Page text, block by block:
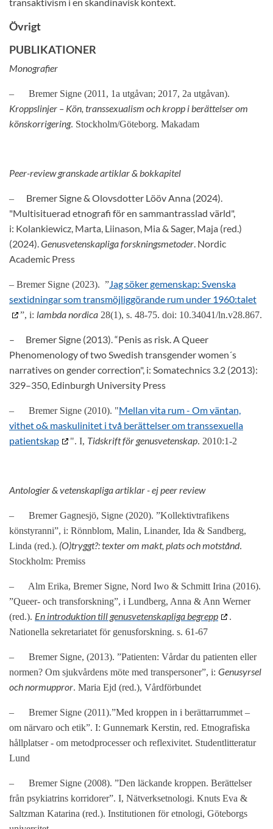
Övrigt
PUBLIKATIONER
Monografier
– Bremer Signe (2011, 1a utgåvan; 2017, 2a utgåvan).
Kroppslinjer – Kön, transsexualism och kropp i berättelser om
könskorrigering. Stockholm/Göteborg. Makadam
Peer-review granskade artiklar & bokkapitel
– Bremer Signe & Olovsdotter Lööv Anna (2024).
"Multisituerad etnografi för en sammantrasslad värld",
i: Kolankiewicz, Marta, Liinason, Mia & Sager, Maja (red.)
(2024).Genusvetenskapliga forskningsmetoder. Nordic
Academic Press
– Bremer Signe (2023). ”Jag söker gemenskap: Svenska
sextidningar som transmöjliggörande rum under 1960:talet
”, i: lambda nordica 28(1), s. 48-75. doi: 10.34041/ln.v28.867.
– Bremer Signe (2013). “Penis as risk. A Queer
Phenomenology of two Swedish transgender women´s
narratives on gender correction", i: Somatechnics 3.2 (2013):
329–350, Edinburgh University Press
– Bremer Signe (2010). "Mellan vita rum - Om väntan,
vithet o& maskulinitet i två berättelser om transsexuella
patientskap
". I, Tidskrift för genusvetenskap. 2010:1-2
Antologier & vetenskapliga artiklar - ej peer review
– Bremer Gagnesjö, Signe (2020). ”Kollektivtrafikens
könstyranni”, i: Rönnblom, Malin, Linander, Ida & Sandberg,
Linda (red.). (O)tryggt?: texter om makt, plats och motstånd.
Stockholm: Premiss
– Alm Erika, Bremer Signe, Nord Iwo & Schmitt Irina (2016).
”Queer- och transforskning”, i Lundberg, Anna & Ann Werner
(red.). En introduktion till genusvetenskapliga begrepp
.
Nationella sekretariatet för genusforskning. s. 61-67
– Bremer Signe, (2013). ”Patienten: Vårdar du patienten eller
normen? Om sjukvårdens möte med transpersoner”, i: Genusyrsel
och normuppror. Maria Ejd (red.), Vårdförbundet
– Bremer Signe (2011).”Med kroppen in i berättarrummet –
om närvaro och etik”. I: Gunnemark Kerstin, red. Etnografiska
hållplatser - om metodprocesser och reflexivitet. Studentlitteratur
Lund
– Bremer Signe (2008). ”Den läckande kroppen. Berättelser
från psykiatrins korridorer”. I, Nätverksetnologi. Knuts Eva &
Saltzman Katarina (red.). Institutionen för etnologi, Göteborgs